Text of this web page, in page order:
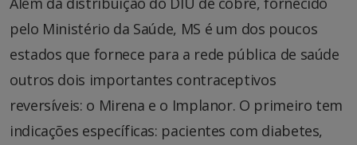
pelo Ministério da Saúde, MS é um dos poucos
estados que fornece para a rede pública de saúde
outros dois importantes contraceptivos
reversíveis: o Mirena e o Implanor. O primeiro tem
indicações específicas: pacientes com diabetes,